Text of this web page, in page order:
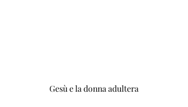
Gesù e la donna adultera